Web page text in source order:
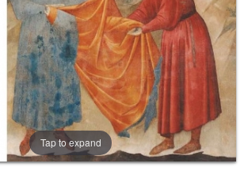
Tap to expand